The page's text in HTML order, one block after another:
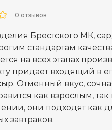
0 отзывов
Брестского МК,
стандартам
на всех этапах
придает входящий в
Отменный вкус,
как взрослым,
они подходят как
завтраков.
Растительное
Соус и уксус
Чай